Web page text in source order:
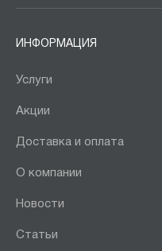
ИНФОРМАЦИЯ
Услуги
Акции
Доставка и оплата
О компании
Новости
Статьи